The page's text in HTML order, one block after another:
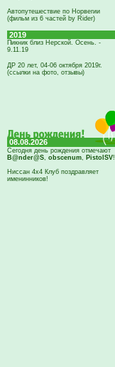
Автопутешествие по Норвегии
(фильм из 6 частей by Rider)
2019
Пикник близ Нерской. Осень. -
9.11.19
ДР 20 лет, 04-06 октября 2019г.
(ссылки на фото, отзывы)
08.08.2026
Сегодня день рождения отмечают
B@nder@S, obscenum, PistolSV!
Ниссан 4х4 Клуб поздравляет
именинников!